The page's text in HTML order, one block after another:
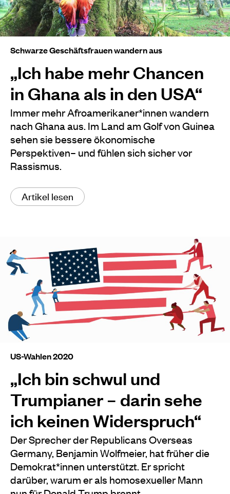
Schwarze Geschäftsfrauen wandern aus
„Ich habe mehr Chancen
in Ghana als in den USA“
Immer mehr Afroamerikaner*innen wandern
nach Ghana aus. Im Land am Golf von Guinea
sehen sie bessere ökonomische
Perspektiven– und fühlen sich sicher vor
Rassismus.
Artikel lesen
US-Wahlen 2020
„Ich bin schwul und
Trumpianer – darin sehe
ich keinen Widerspruch“
Der Sprecher der Republicans Overseas
Germany, Benjamin Wolfmeier, hat früher die
Demokrat*innen unterstützt. Er spricht
darüber, warum er als homosexueller Mann